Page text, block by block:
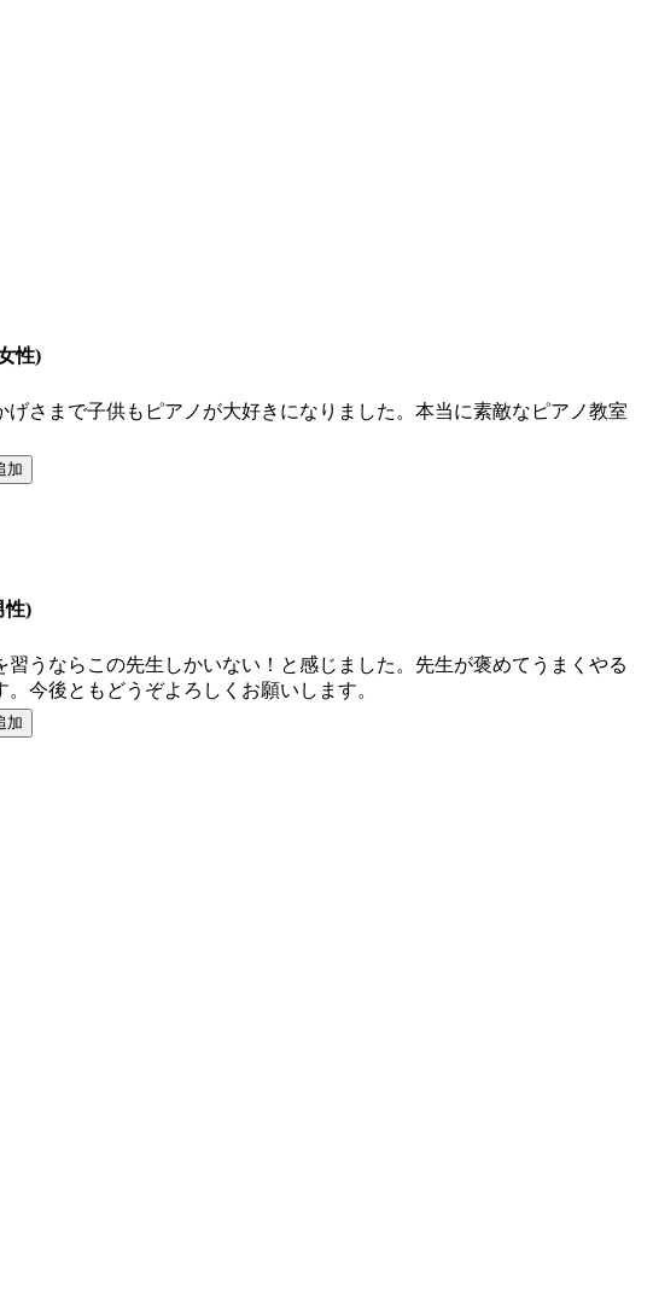
性)
さまで子供もピアノが大好きになりました。本当に素敵なピアノ教室
性)
うならこの先生しかいない！と感じました。先生が褒めてうまくやる
今後ともどうぞよろしくお願いします。